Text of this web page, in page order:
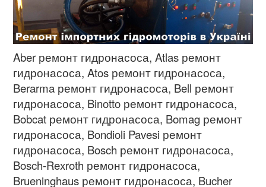
Aber ремонт гидронасоса, Atlas ремонт
гидронасоса, Atos ремонт гидронасоса,
Berarma ремонт гидронасоса, Bell ремонт
гидронасоса, Binotto ремонт гидронасоса,
Bobcat ремонт гидронасоса, Bomag ремонт
гидронасоса, Bondioli Pavesi ремонт
гидронасоса, Bosch ремонт гидронасоса,
Bosch-Rexroth ремонт гидронасоса,
Brueninghaus ремонт гидронасоса, Bucher